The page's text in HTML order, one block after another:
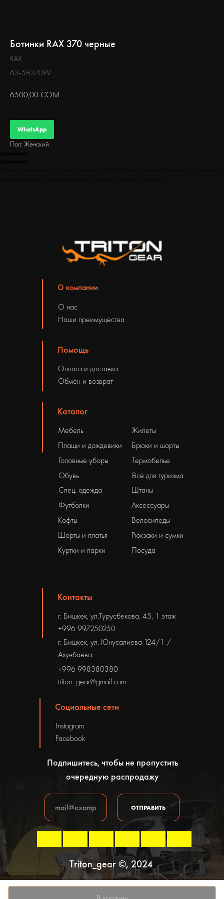
Ботинки RAX 370 черные
RAX
63-5B370W
6500,00 СОМ
WhatsApp
Пол: Женский
Подпишитесь, чтобы не пропустить
очередную распродажу
Triton_gear ©, 2024
Политика конфиденциальности
ОТПРАВИТЬ
О компании
О нас
Наши преимущества
Помощь
Оплата и доставка
Обмен и возврат
Контакты
г. Бишкек, ул.Турусбекова, 45, 1 этаж
г. Бишкек, ул. Юнусалиева 124/1 /
Ахунбаева
+996 998380380
triton_gear@gmail.com
+996 997250250
Жилеты
Каталог
Плащи и дождевики
Головные уборы
Обувь
Штаны
Рюкзаки и сумки
Мебель
Брюки и шорты
Термобелье
Всё для туризма
Велосипеды
Аксессуары
Спец. одежда
Футболки
Куртки и парки
Кофты
Шорты и платья
Посуда
Социальные сети
Instagram
Facebook